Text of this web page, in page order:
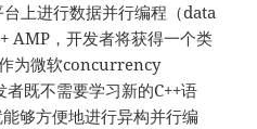
上进行数据并行编程（data
AMP，开发者将获得一个类
为微软concurrency
既不需要学习新的C++语
够方便地进行异构并行编